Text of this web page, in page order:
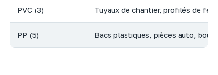
PVC (3) Tuyaux de chantier, profilés de
PP (5) Bacs plastiques, pièces auto,